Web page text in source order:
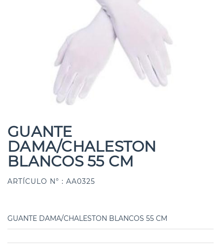
GUANTE
DAMA/CHALESTON
BLANCOS 55 CM
ARTÍCULO N° : AA0325
GUANTE DAMA/CHALESTON BLANCOS 55 CM